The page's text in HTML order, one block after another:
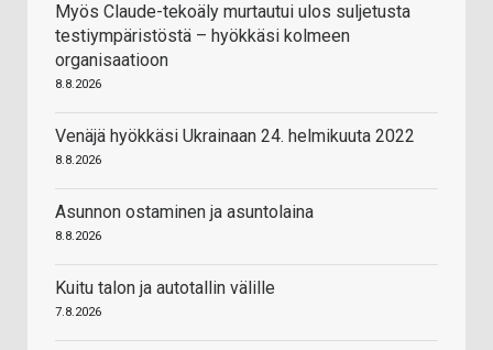
Myös Claude-tekoäly murtautui ulos suljetusta
testiympäristöstä – hyökkäsi kolmeen
organisaatioon
8.8.2026
Venäjä hyökkäsi Ukrainaan 24. helmikuuta 2022
8.8.2026
Asunnon ostaminen ja asuntolaina
8.8.2026
Kuitu talon ja autotallin välille
7.8.2026